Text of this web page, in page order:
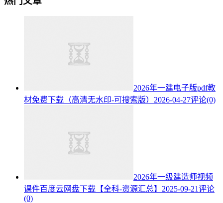
2026年一建电子版pdf教
材免费下载（高清无水印-可搜索版） 2026-04-27评论(0)
2026年一级建造师视频
课件百度云网盘下载【全科-资源汇总】 2025-09-21评论
(0)